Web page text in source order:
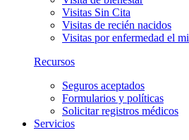
Visitas Sin Cita
Visitas de recién nacidos
Visitas por enfermedad el
Recursos
Seguros aceptados
Formularios y políticas
Solicitar registros médicos
Servicios